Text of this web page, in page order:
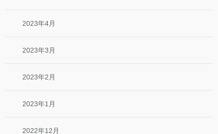
2023年4月
2023年3月
2023年2月
2023年1月
2022年12月